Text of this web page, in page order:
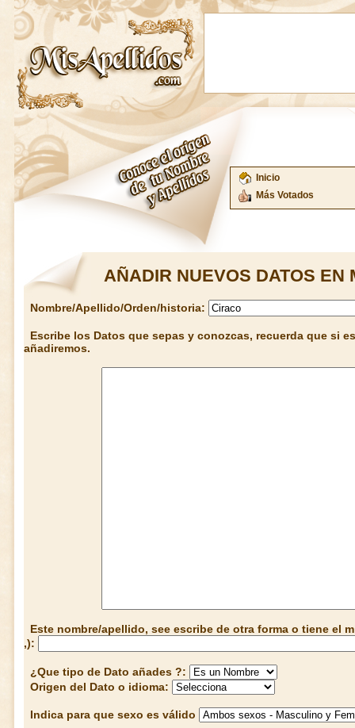
Inicio
Más Votados
AÑADIR NUEVOS DATOS EN
Nombre/Apellido/Orden/historia:
Escribe los Datos que sepas y conozcas, recuerda que si
añadiremos.
Este nombre/apellido, see escribe de otra forma o tiene el
,):
¿Que tipo de Dato añades ?:
Origen del Dato o idioma:
Indica para que sexo es válido